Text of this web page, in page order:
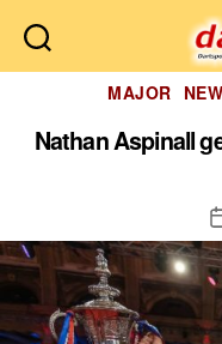
MAJOR
Nathan Aspinall